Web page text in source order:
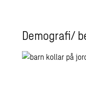
De­mo­gra­fi/